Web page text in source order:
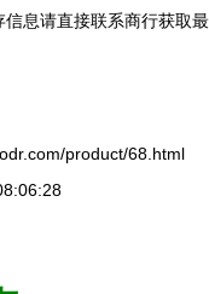
信息请直接联系商行获取最
product/68.html